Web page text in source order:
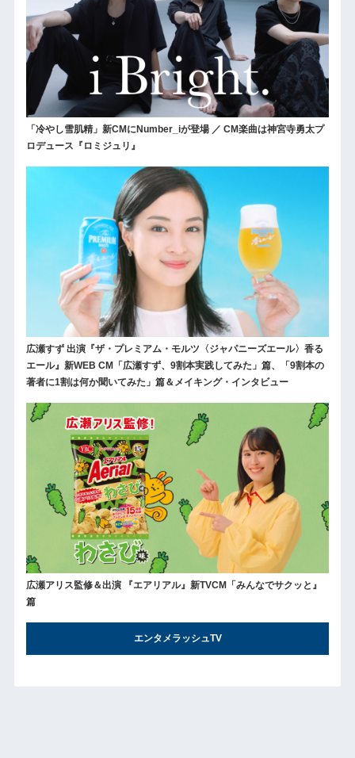
「冷やし雪肌精」新CMにNumber_iが登場 ／ CM楽曲は神宮寺勇太プ
ロデュース『ロミジュリ』
広瀬すず 出演『ザ・プレミアム・モルツ〈ジャパニーズエール〉香る
エール』新WEB CM「広瀬すず、9割本実践してみた」篇、「9割本の
著者に1割は何か聞いてみた」篇＆メイキング・インタビュー
広瀬アリス監修＆出演 『エアリアル』新TVCM「みんなでサクッと』
篇
エンタメラッシュTV